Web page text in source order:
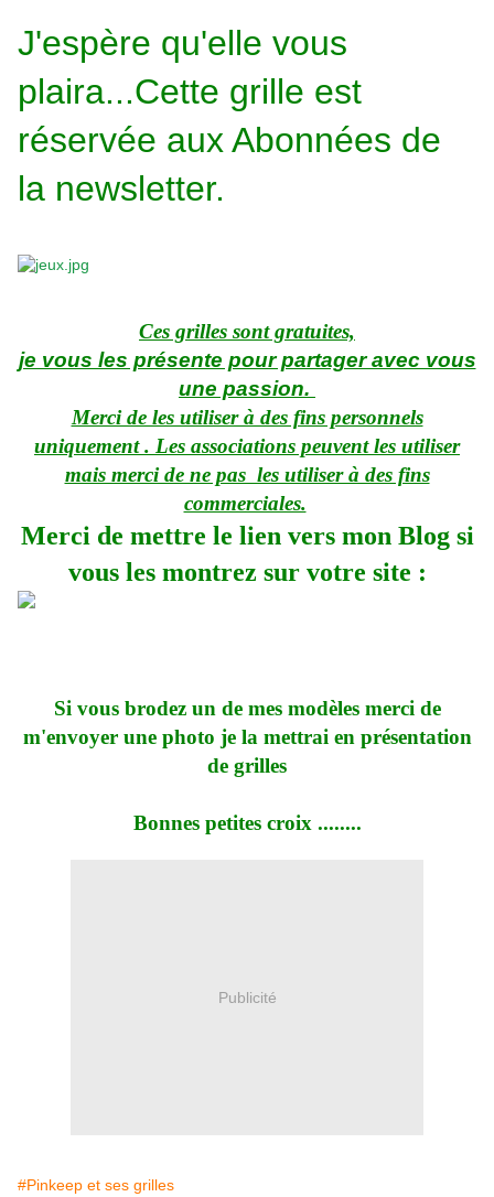
J'espère qu'elle vous
plaira...Cette grille est
réservée aux Abonnées de
la newsletter.
Ces grilles sont gratuites,
je vous les présente pour partager avec vous
une passion.
Merci de les utiliser à des fins personnels
uniquement . Les associations peuvent les utiliser
mais merci de ne pas les utiliser à des fins
commerciales.
Merci de mettre le lien vers mon Blog si
vous les montrez sur votre site :
Si vous brodez un de mes modèles merci de
m'envoyer une photo je la mettrai en présentation
de grilles
Bonnes petites croix ........
Publicité
#Pinkeep et ses grilles